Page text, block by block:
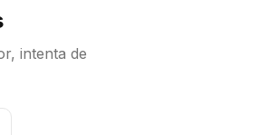
intenta de